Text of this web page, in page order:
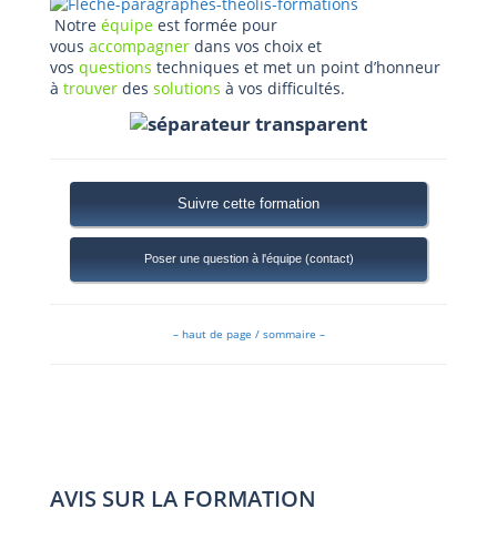
Notre équipe est formée pour
vous accompagner dans vos choix et
vos questions techniques et met un point d’honneur
à trouver des solutions à vos difficultés.
Suivre cette formation
Poser une question à l'équipe (contact)
– haut de page / sommaire –
AVIS SUR LA FORMATION